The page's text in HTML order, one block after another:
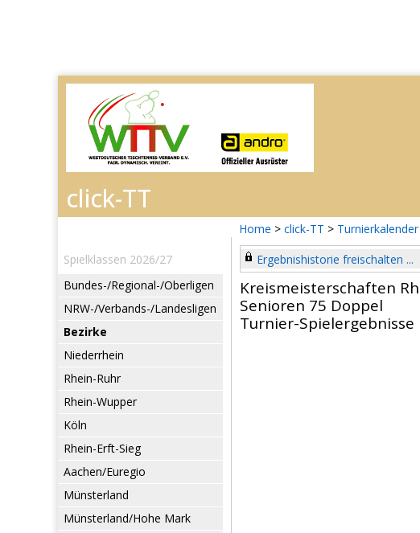
Home > click-TT > Turnierkalender
Spielklassen 2026/27
Bundes-/Regional-/Oberligen
NRW-/Verbands-/Landesligen
Bezirke
Niederrhein
Rhein-Ruhr
Rhein-Wupper
Köln
Rhein-Erft-Sieg
Aachen/Euregio
Münsterland
Münsterland/Hohe Mark
Ergebnishistorie freischalten ...
Kreismeisterschaften
Senioren 75 Doppel
Turnier-Spielergebnisse